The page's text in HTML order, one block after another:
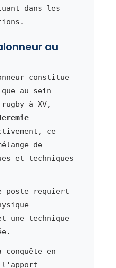
dans les
au
constitue
au sein
à XV,
ce
de
et techniques
poste requiert
une technique
en
l'apport